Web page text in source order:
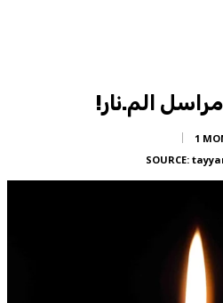
الم.نار!
1
SOURCE: